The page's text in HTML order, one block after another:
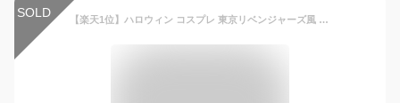
SOLD 【楽天1位】ハロウィン コスプレ 東京リベンジャーズ風 特攻服 ハロウィン コスプレ 衣装 卍 大人 男女兼用 大きいサイズ マイキー 佐野万次郎 服 男性 女性 メンズ レディース 男の子 ヤンキー キャラクター 仮装 変装 男装 パーティー イベント グッズ あす楽